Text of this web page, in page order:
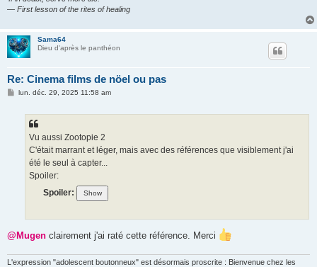
— First lesson of the rites of healing
Sama64
Dieu d'après le panthéon
Re: Cinema films de nöel ou pas
Mlun. déc. 29, 2025 11:58 am
Vu aussi Zootopie 2
C'était marrant et léger, mais avec des références que visiblement j'ai
été le seul à capter...
Spoiler:
Spoiler:
@Mugen clairement j'ai raté cette référence. Merci
L'expression "adolescent boutonneux" est désormais proscrite : Bienvenue chez les